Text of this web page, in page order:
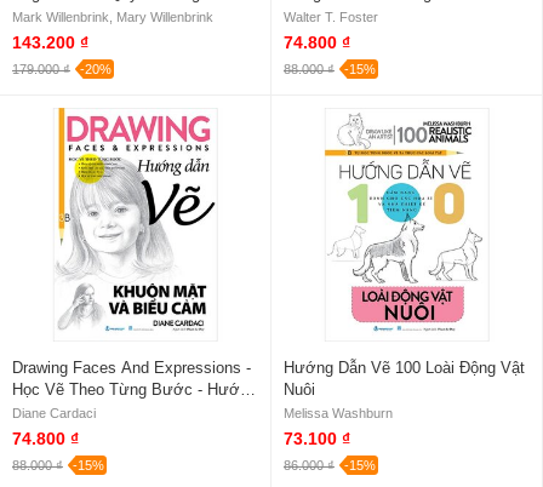
Người Mới Bắt Đầu
Mark Willenbrink, Mary Willenbrink
143.200 ₫
179.000 ₫ -20%
Khuôn Mặt
Walter T. Foster
74.800 ₫
88.000 ₫ -15%
Drawing Faces And Expressions -
Học Vẽ Theo Từng Bước - Hướng
Dẫn Vẽ Khuôn Mặt Và Biểu Cảm
Diane Cardaci
74.800 ₫
88.000 ₫ -15%
Hướng Dẫn Vẽ 100 Loài Động Vật
Nuôi
Melissa Washburn
73.100 ₫
86.000 ₫ -15%